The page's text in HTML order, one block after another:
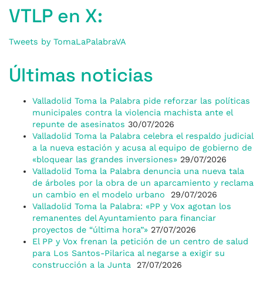
VTLP en X:
Tweets by TomaLaPalabraVA
Últimas noticias
Valladolid Toma la Palabra pide reforzar las políticas
municipales contra la violencia machista ante el
repunte de asesinatos 30/07/2026
Valladolid Toma la Palabra celebra el respaldo judicial
a la nueva estación y acusa al equipo de gobierno de
«bloquear las grandes inversiones» 29/07/2026
Valladolid Toma la Palabra denuncia una nueva tala
de árboles por la obra de un aparcamiento y reclama
un cambio en el modelo urbano
29/07/2026
Valladolid Toma la Palabra: «PP y Vox agotan los
remanentes del Ayuntamiento para financiar
proyectos de “última hora”» 27/07/2026
El PP y Vox frenan la petición de un centro de salud
para Los Santos-Pilarica al negarse a exigir su
construcción a la Junta
27/07/2026